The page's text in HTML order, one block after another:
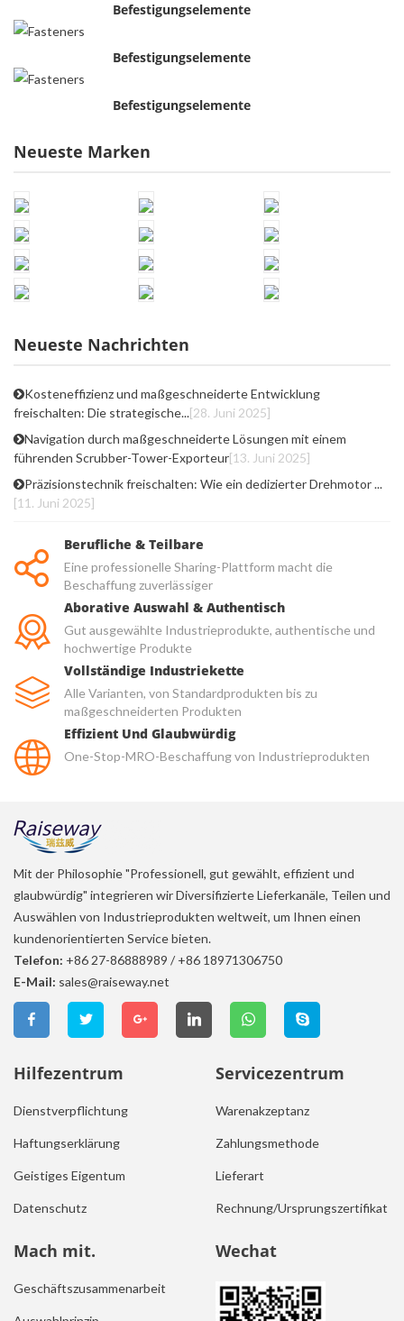
Befestigungselemente
Befestigungselemente
Befestigungselemente
Neueste Marken
Neueste Nachrichten
Kosteneffizienz und maßgeschneiderte Entwicklung
freischalten: Die strategische...[28. Juni 2025]
Navigation durch maßgeschneiderte Lösungen mit einem
führenden Scrubber-Tower-Exporteur[13. Juni 2025]
Präzisionstechnik freischalten: Wie ein dedizierter Drehmotor ...
[11. Juni 2025]
Berufliche & Teilbare
Eine professionelle Sharing-Plattform macht die
Beschaffung zuverlässiger
Aborative Auswahl & Authentisch
Gut ausgewählte Industrieprodukte, authentische und
hochwertige Produkte
Vollständige Industriekette
Alle Varianten, von Standardprodukten bis zu
maßgeschneiderten Produkten
Effizient Und Glaubwürdig
One-Stop-MRO-Beschaffung von Industrieprodukten
Mit der Philosophie "Professionell, gut gewählt, effizient und
glaubwürdig" integrieren wir Diversifizierte Lieferkanäle, Teilen und
Auswählen von Industrieprodukten weltweit, um Ihnen einen
kundenorientierten Service bieten.
Telefon: +86 27-86888989 / +86 18971306750
E-Mail: sales@raiseway.net
Hilfezentrum
Dienstverpflichtung
Haftungserklärung
Geistiges Eigentum
Datenschutz
Servicezentrum
Warenakzeptanz
Zahlungsmethode
Lieferart
Rechnung/Ursprungszertifikat
Mach mit.
Geschäftszusammenarbeit
Wechat